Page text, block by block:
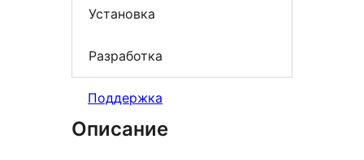
Установка
Разработка
Поддержка
Описание